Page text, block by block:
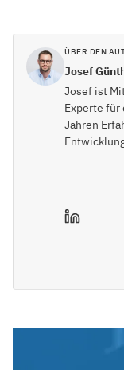
ÜBER DEN
Josef
Josef ist
Experte für
Jahren